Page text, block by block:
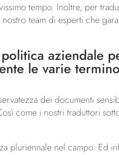
tempo. Inoltre, per
team di esperti che
aziendale
le varie
dei documenti
come i nostri traduttori
pluriennale nel campo. Ed